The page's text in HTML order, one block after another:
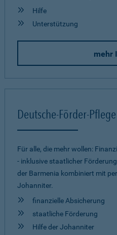
Hilfe
Unterstützung
mehr
Deutsche-Förder-Pflege
Für alle, die mehr wollen:
- inklusive staatlicher
der Barmenia kombiniert mit
Johanniter.
finanzielle Absicherung
staatliche Förderung
Hilfe der Johanniter